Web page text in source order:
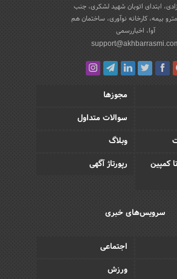
ابتدای اتوبان شهید لشکری، جنب
بیمه، کارخانه نوآوری، ساختمان هم
آوا، اخباررسمی
مجوزها
سوالات متداول
وبلاگ
کمپین
رپورتاژ آگهی
سرویس‌های خبری
اجتماعی
ورزش